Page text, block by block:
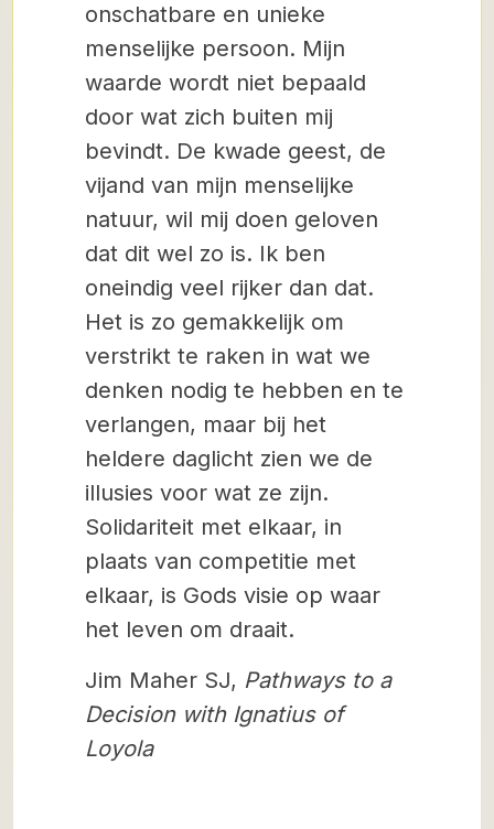
onschatbare en unieke
menselijke persoon. Mijn
waarde wordt niet bepaald
door wat zich buiten mij
bevindt. De kwade geest, de
vijand van mijn menselijke
natuur, wil mij doen geloven
dat dit wel zo is. Ik ben
oneindig veel rijker dan dat.
Het is zo gemakkelijk om
verstrikt te raken in wat we
denken nodig te hebben en te
verlangen, maar bij het
heldere daglicht zien we de
illusies voor wat ze zijn.
Solidariteit met elkaar, in
plaats van competitie met
elkaar, is Gods visie op waar
het leven om draait.
Jim Maher SJ, Pathways to a
Decision with Ignatius of
Loyola